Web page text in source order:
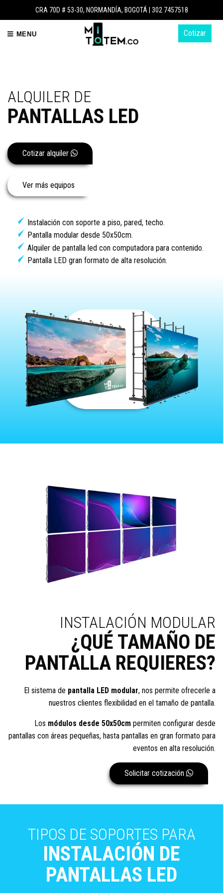
CRA 70D # 53-30, NORMANDÍA, BOGOTÁ | 302 7457518
MENU Cotizar
ALQUILER DE
PANTALLAS LED
Cotizar alquiler
Ver más equipos
Instalación con soporte a piso, pared, techo.
Pantalla modular desde 50x50cm.
Alquiler de pantalla led con computadora para contenido.
Pantalla LED gran formato de alta resolución.
INSTALACIÓN MODULAR
¿QUÉ TAMAÑO DE
PANTALLA REQUIERES?
El sistema de pantalla LED modular, nos permite ofrecerle a
nuestros clientes flexibilidad en el tamaño de pantalla.
Los módulos desde 50x50cm permiten configurar desde
pantallas con áreas pequeñas, hasta pantallas en gran formato para
eventos en alta resolución.
Solicitar cotización
TIPOS DE SOPORTES PARA
INSTALACIÓN DE
PANTALLAS LED